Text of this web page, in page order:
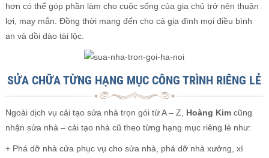
hơn có thể góp phần làm cho cuộc sống của gia chủ trở nên thuận
lợi, may mắn. Đồng thời mang đến cho cả gia đình mọi điều bình
an và dồi dào tài lộc.
SỬA CHỮA TỪNG HẠNG MỤC CÔNG TRÌNH RIÊNG LẺ
Ngoài dịch vụ cải tạo sửa nhà trọn gói từ A – Z, Hoàng Kimcũng
nhận sửa nhà – cải tạo nhà cũ theo từng hạng mục riêng lẻ như:
+ Phá dỡ nhà cửa phục vụ cho sửa nhà, phá dỡ nhà xưởng, xí